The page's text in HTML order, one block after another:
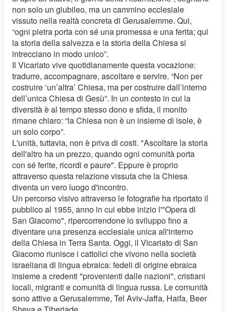
non solo un giubileo, ma un cammino ecclesiale
vissuto nella realtà concreta di Gerusalemme. Qui,
“ogni pietra porta con sé una promessa e una ferita; qui
la storia della salvezza e la storia della Chiesa si
intrecciano in modo unico”.
Il Vicariato vive quotidianamente questa vocazione:
tradurre, accompagnare, ascoltare e servire. “Non per
costruire ‘un’altra’ Chiesa, ma per costruire dall’interno
dell’unica Chiesa di Gesù”. In un contesto in cui la
diversità è al tempo stesso dono e sfida, il monito
rimane chiaro: “la Chiesa non è un insieme di isole, è
un solo corpo”.
L'unità, tuttavia, non è priva di costi. "Ascoltare la storia
dell'altro ha un prezzo, quando ogni comunità porta
con sé ferite, ricordi e paure". Eppure è proprio
attraverso questa relazione vissuta che la Chiesa
diventa un vero luogo d'incontro.
Un percorso visivo attraverso le fotografie ha riportato il
pubblico al 1955, anno in cui ebbe inizio l'"Opera di
San Giacomo", ripercorrendone lo sviluppo fino a
diventare una presenza ecclesiale unica all'interno
della Chiesa in Terra Santa. Oggi, il Vicariato di San
Giacomo riunisce i cattolici che vivono nella società
israeliana di lingua ebraica: fedeli di origine ebraica
insieme a credenti "provenienti dalle nazioni", cristiani
locali, migranti e comunità di lingua russa. Le comunità
sono attive a Gerusalemme, Tel Aviv-Jaffa, Haifa, Beer